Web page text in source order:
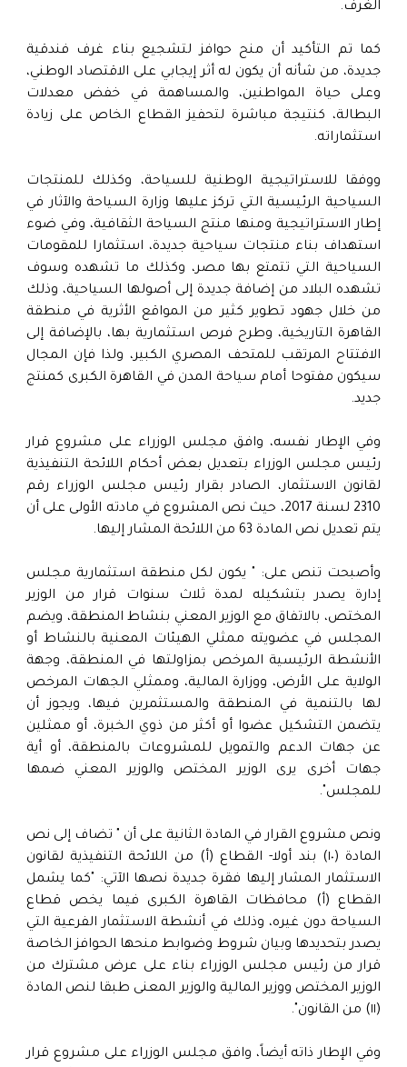
الغرف.
كما تم التأكيد أن منح حوافز لتشجيع بناء غرف فندقية
جديدة، من شأنه أن يكون له أثر إيجابي على الاقتصاد الوطني،
وعلى حياة المواطنين، والمساهمة في خفض معدلات
البطالة، كنتيجة مباشرة لتحفيز القطاع الخاص على زيادة
استثماراته.
ووفقا للاستراتيجية الوطنية للسياحة، وكذلك للمنتجات
السياحية الرئيسية التي تركز عليها وزارة السياحة والآثار في
إطار الاستراتيجية ومنها منتج السياحة الثقافية، وفي ضوء
استهداف بناء منتجات سياحية جديدة، استثمارا للمقومات
السياحية التي تتمتع بها مصر، وكذلك ما تشهده وسوف
تشهده البلاد من إضافة جديدة إلى أصولها السياحية، وذلك
من خلال جهود تطوير كثير من المواقع الأثرية في منطقة
القاهرة التاريخية، وطرح فرص استثمارية بها، بالإضافة إلى
الافتتاح المرتقب للمتحف المصري الكبير، ولذا فإن المجال
سيكون مفتوحا أمام سياحة المدن في القاهرة الكبرى كمنتج
جديد.
وفي الإطار نفسه، وافق مجلس الوزراء على مشروع قرار
رئيس مجلس الوزراء بتعديل بعض أحكام اللائحة التنفيذية
لقانون الاستثمار، الصادر بقرار رئيس مجلس الوزراء رقم
2310 لسنة 2017، حيث نص المشروع في مادته الأولى على أن
يتم تعديل نص المادة 63 من اللائحة المشار إليها.
وأصبحت تنص على: " يكون لكل منطقة استثمارية مجلس
إدارة يصدر بتشكيله لمدة ثلاث سنوات قرار من الوزير
المختص، بالاتفاق مع الوزير المعني بنشاط المنطقة، ويضم
المجلس في عضويته ممثلي الهيئات المعنية بالنشاط أو
الأنشطة الرئيسية المرخص بمزاولتها في المنطقة، وجهة
الولاية على الأرض، ووزارة المالية، وممثلي الجهات المرخص
لها بالتنمية في المنطقة والمستثمرين فيها، ويجوز أن
يتضمن التشكيل عضوا أو أكثر من ذوي الخبرة، أو ممثلين
عن جهات الدعم والتمويل للمشروعات بالمنطقة، أو أية
جهات أخرى يرى الوزير المختص والوزير المعني ضمها
للمجلس".
ونص مشروع القرار في المادة الثانية على أن " تضاف إلى نص
المادة (١٠) بند أولا- القطاع (أ) من اللائحة التنفيذية لقانون
الاستثمار المشار إليها فقرة جديدة نصها الآتي: "كما يشمل
القطاع (أ) محافظات القاهرة الكبرى فيما يخص قطاع
السياحة دون غيره، وذلك في أنشطة الاستثمار الفرعية التي
يصدر بتحديدها وبيان شروط وضوابط منحها الحوافز الخاصة
قرار من رئيس مجلس الوزراء بناء على عرض مشترك من
الوزير المختص ووزير المالية والوزير المعنى طبقا لنص المادة
(١١) من القانون".
وفي الإطار ذاته أيضاً، وافق مجلس الوزراء على مشروع قرار